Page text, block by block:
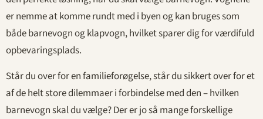
er nemme at komme rundt med i byen og kan bruges som
både barnevogn og klapvogn, hvilket sparer dig for værdifuld
opbevaringsplads.
Står du over for en familieforøgelse, står du sikkert over for et
af de helt store dilemmaer i forbindelse med den – hvilken
barnevogn skal du vælge? Der er jo så mange forskellige